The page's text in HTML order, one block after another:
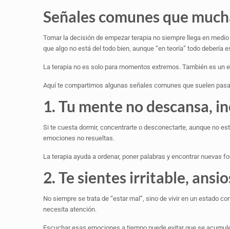
Señales comunes que
Tomar la decisión de empezar terapia no siempre llega en
que algo no está del todo bien, aunque “en teoría” todo debería
La terapia no es solo para momentos extremos. También es
Aquí te compartimos algunas señales comunes que suelen
1. Tu mente no descansa,
Si te cuesta dormir, concentrarte o desconectarte, aunque no
emociones no resueltas.
La terapia ayuda a ordenar, poner palabras y encontrar nuevas
2. Te sientes irritable,
No siempre se trata de “estar mal”, sino de vivir en un estado
necesita atención.